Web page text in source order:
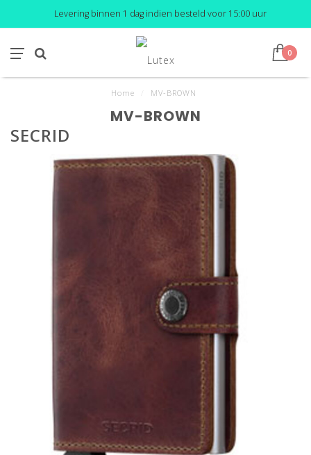
Levering binnen 1 dag indien besteld voor 15:00 uur
0
Home MV-BROWN
MV-BROWN
SECRID